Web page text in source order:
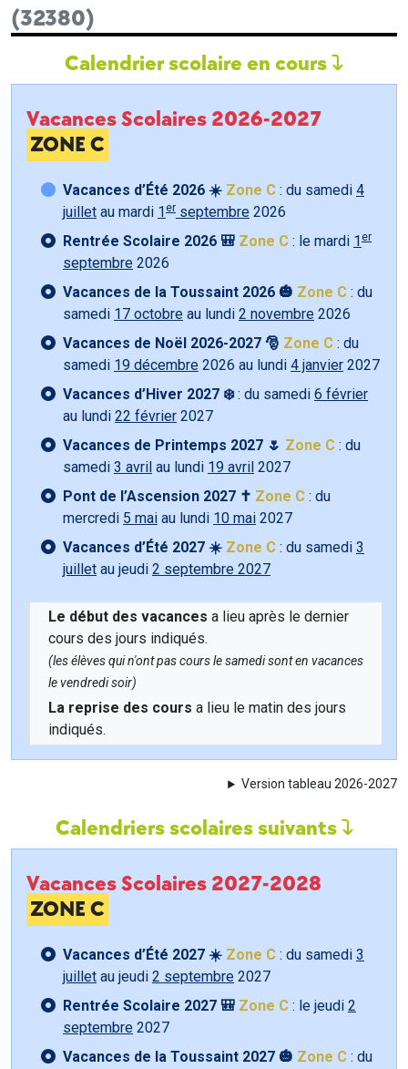
(32380)
Calendrier scolaire en cours
Vacances Scolaires 2026-2027
ZONE C
Vacances d’Été 2026 ☀️ Zone C : du samedi 4
juillet au mardi 1 er septembre 2026
Rentrée Scolaire 2026 🎒 Zone C : le mardi 1 er
septembre 2026
Vacances de la Toussaint 2026 🎃 Zone C : du
samedi 17 octobre au lundi 2 novembre 2026
Vacances de Noël 2026-2027 🎅 Zone C : du
samedi 19 décembre 2026 au lundi 4 janvier 2027
Vacances d’Hiver 2027 ❄️: du samedi 6 février
au lundi 22 février 2027
Vacances de Printemps 2027 🌷 Zone C : du
samedi 3 avril au lundi 19 avril 2027
Pont de l’Ascension 2027 ✝️ Zone C : du
mercredi 5 mai au lundi 10 mai 2027
Vacances d’Été 2027 ☀️ Zone C : du samedi 3
juillet au jeudi 2 septembre 2027
Le début des vacances a lieu après le dernier
cours des jours indiqués.
(les élèves qui n'ont pas cours le samedi sont en vacances
le vendredi soir)
La reprise des cours a lieu le matin des jours
indiqués.
Version tableau 2026-2027
Calendriers scolaires suivants
Vacances Scolaires 2027-2028
ZONE C
Vacances d’Été 2027 ☀️ Zone C : du samedi 3
juillet au jeudi 2 septembre 2027
Rentrée Scolaire 2027 🎒 Zone C : le jeudi 2
septembre 2027
Vacances de la Toussaint 2027 🎃 Zone C : du